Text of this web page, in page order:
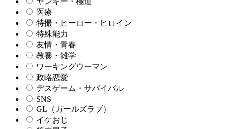
医療
特撮・ヒーロー・ヒロイン
特殊能力
友情・青春
教養・雑学
ワーキングウーマン
政略恋愛
デスゲーム・サバイバル
SNS
GL（ガールズラブ）
イケおじ